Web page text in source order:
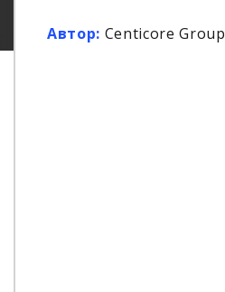
Автор: Centicore Group